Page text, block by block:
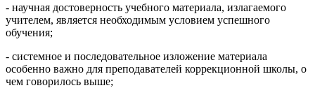
- научная достоверность учебного материала, излагаемого
учителем, является необходимым условием успешного
обучения;
- системное и последовательное изложение материала
особенно важно для преподавателей коррекционной школы, о
чем говорилось выше;